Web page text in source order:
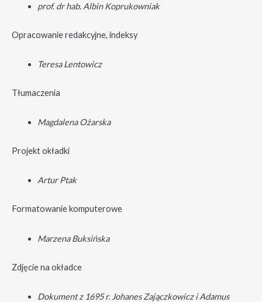
prof. dr hab. Albin Koprukowniak
Opracowanie redakcyjne, indeksy
Teresa Lentowicz
Tłumaczenia
Magdalena Ożarska
Projekt okładki
Artur Ptak
Formatowanie komputerowe
Marzena Buksińska
Zdjęcie na okładce
Dokument z 1695 r. Johanes Zajączkowicz i Adamus